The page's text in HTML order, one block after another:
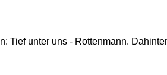
Tief unter uns - Rottenmann.